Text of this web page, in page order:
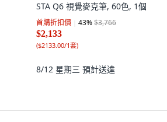
STA Q6 視覺麥克筆, 60色, 1個
首購折扣價 43%$3,766
$2,133
($2133.00/1套)
8/12 星期三 預計送達